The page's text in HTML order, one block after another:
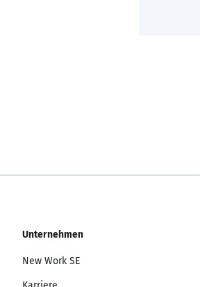
Unternehmen
New Work SE